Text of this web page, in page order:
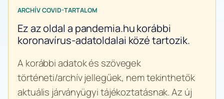
ARCHÍV COVID-TARTALOM
Ez az oldal a pandemia.hu korábbi
koronavírus-adatoldalai közé tartozik.
A korábbi adatok és szövegek
történeti/archív jellegűek, nem tekinthetők
aktuális járványügyi tájékoztatásnak. Az új